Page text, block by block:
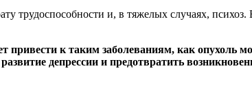
трудоспособности и, в тяжелых случаях,
к таким заболеваниям, как опухоль
депрессии и предотвратить